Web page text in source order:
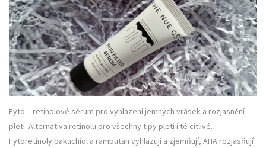
Fyto – retinolové sérum pro vyhlazení jemných vrásek a rozjasnění
pleti. Alternativa retinolu pro všechny tipy pleti i té citlivé.
Fytoretinoly bakuchiol a rambutan vyhlazují a zjemňují, AHA rozjasňují